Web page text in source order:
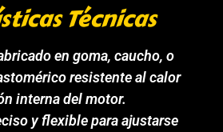
Técnicas
en goma, caucho, o
resistente al calor
interna del motor.
y flexible para ajustarse